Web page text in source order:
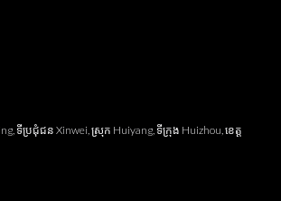
ទីប្រជុំជន Xinwei, ស្រុក Huiyang, ទីក្រុង Huizhou, ខេត្ត